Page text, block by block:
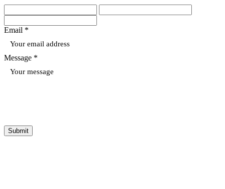
Email *
Message *
Submit